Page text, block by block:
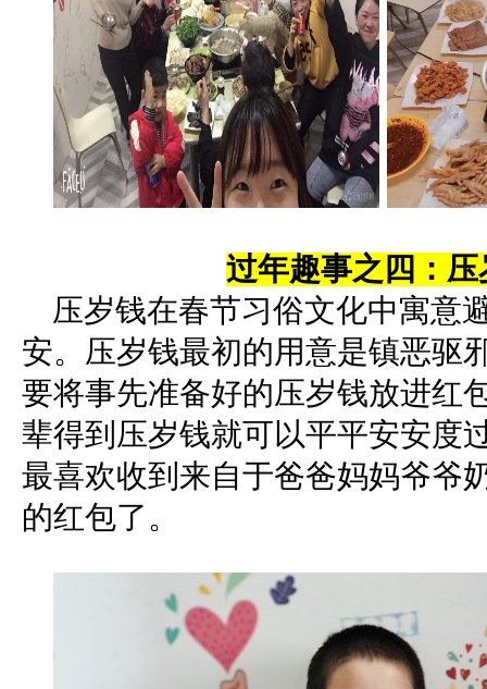
过年趣事之四：压
压岁钱在春节习俗文化中寓意
安。压岁钱最初的用意是镇恶驱
要将事先准备好的压岁钱放进红
辈得到压岁钱就可以平平安安度
最喜欢收到来自于爸爸妈妈爷爷
的红包了。